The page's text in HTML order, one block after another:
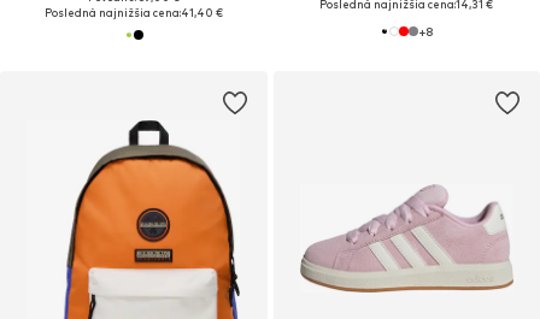
Posledná najnižšia cena:41,40 €
Posledná najnižšia cena:14,31 €
+8